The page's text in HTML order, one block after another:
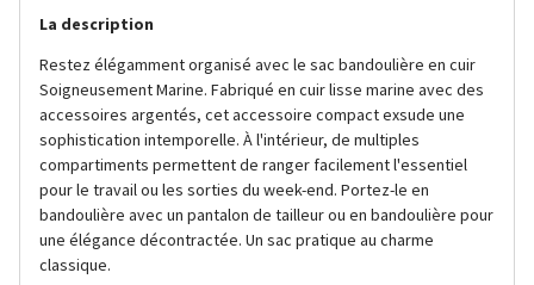
La description
Restez élégamment organisé avec le sac bandoulière en cuir
Soigneusement Marine. Fabriqué en cuir lisse marine avec des
accessoires argentés, cet accessoire compact exsude une
sophistication intemporelle. À l'intérieur, de multiples
compartiments permettent de ranger facilement l'essentiel
pour le travail ou les sorties du week-end. Portez-le en
bandoulière avec un pantalon de tailleur ou en bandoulière pour
une élégance décontractée. Un sac pratique au charme
classique.